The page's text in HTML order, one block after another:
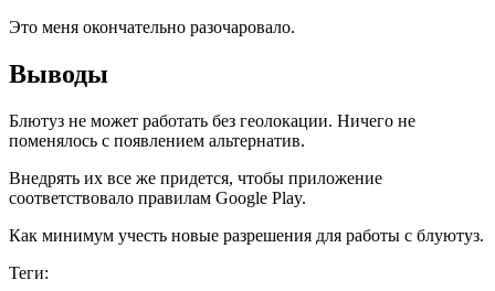
Это меня окончательно разочаровало.
Выводы
Блютуз не может работать без геолокации. Ничего не
поменялось с появлением альтернатив.
Внедрять их все же придется, чтобы приложение
соответствовало правилам Google Play.
Как минимум учесть новые разрешения для работы с блуютуз.
Теги: